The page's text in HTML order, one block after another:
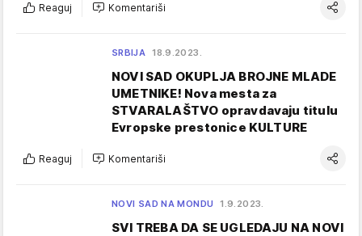
Reaguj Komentariši
SRBIJA 18.9.2023.
NOVI SAD OKUPLJA BROJNE MLADE
UMETNIKE! Nova mesta za
STVARALAŠTVO opravdavaju titulu
Evropske prestonice KULTURE
Reaguj Komentariši
NOVI SAD NA MONDU 1.9.2023.
SVI TREBA DA SE UGLEDAJU NA NOVI